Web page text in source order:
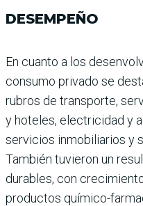
DESEMPEÑO
En cuanto a los
consumo privado se
rubros de transporte,
y hoteles, electricidad y
servicios inmo­biliarios y
También tuvieron un
durables, con
productos químico-